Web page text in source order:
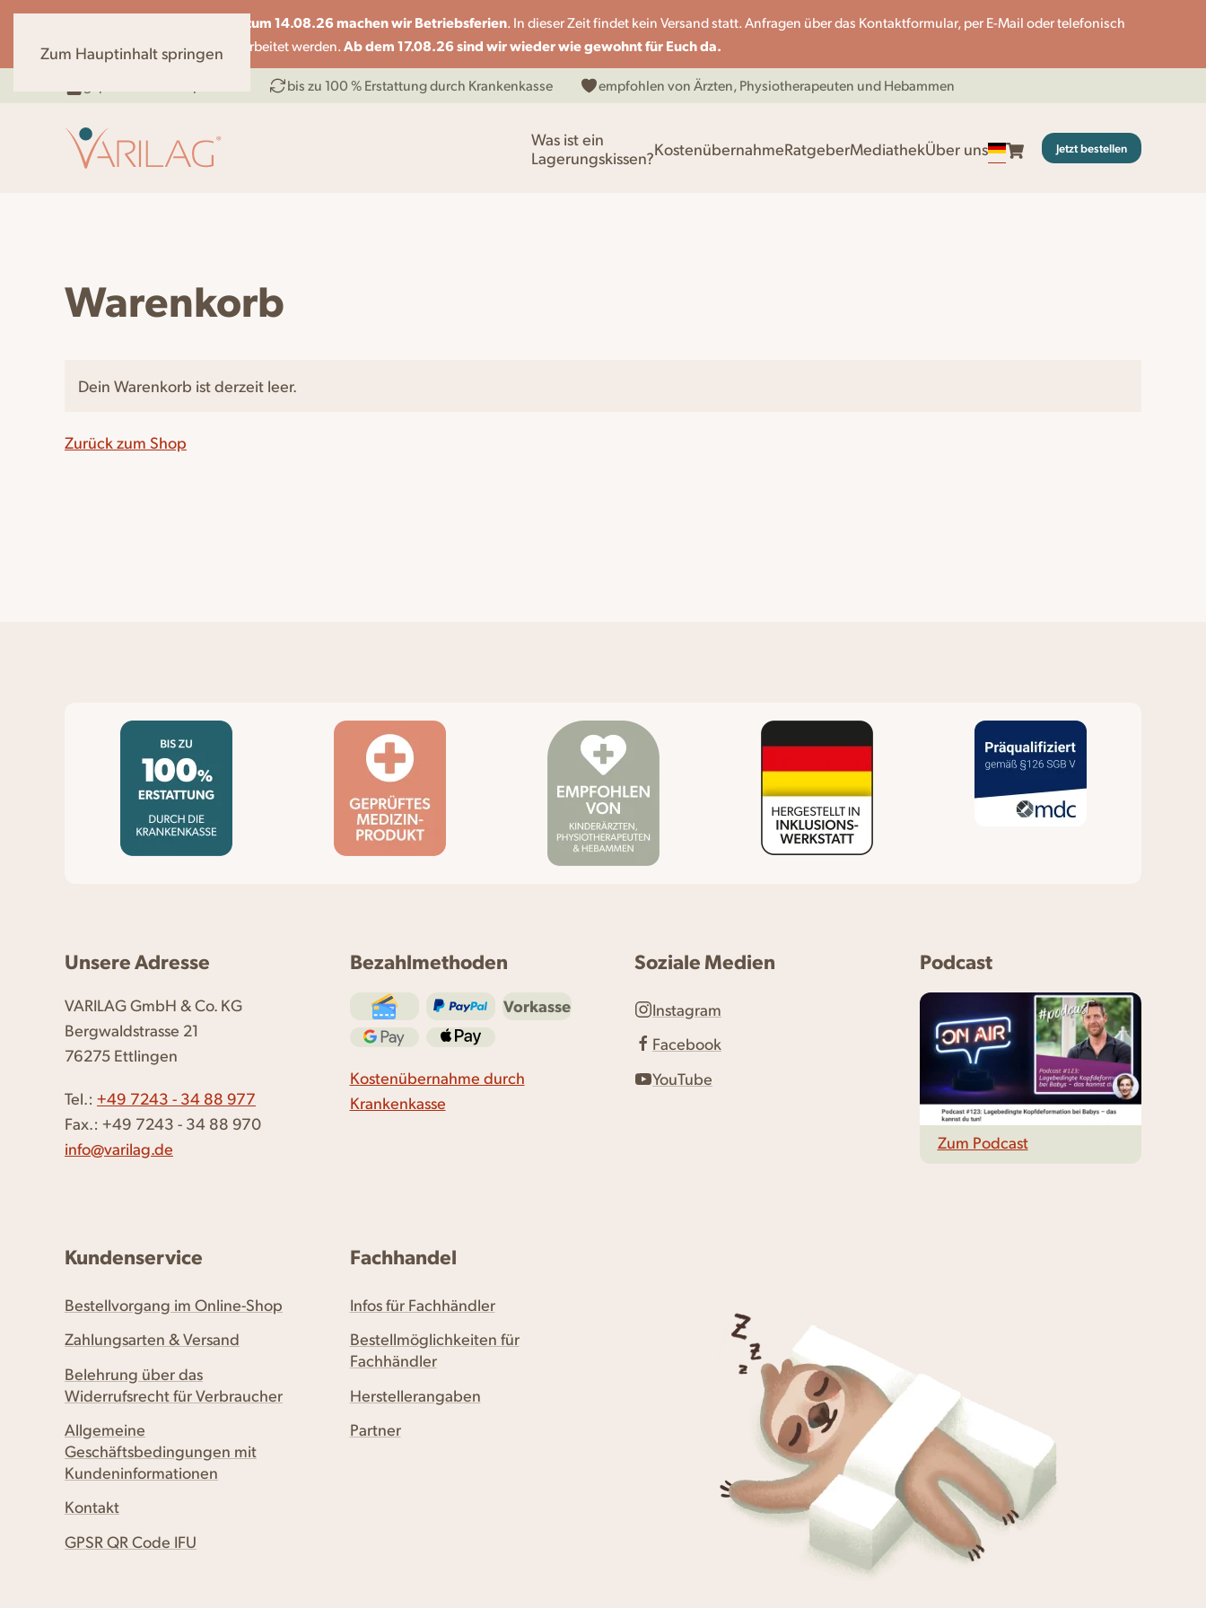
vom 07.08 bis zum 14.08.26 machen wir Betriebsferien. In dieser Zeit findet kein Versand statt. Anfragen über das Kontaktformular, per E-Mail oder telefonisch
können nur eingeschränkt bearbeitet werden.Ab dem 17.08.26 sind wir wieder wie gewohnt für Euch da.
Zum Hauptinhalt springen
bis zu 100 % Erstattung durch Krankenkasse empfohlen von Ärzten, Physiotherapeuten und Hebammen
Was ist ein
Lagerungskissen?KostenübernahmeRatgeberMediathekÜber uns Jetzt bestellen
Warenkorb
Dein Warenkorb ist derzeit leer.
Zurück zum Shop
Unsere Adresse
VARILAG GmbH & Co. KG
Bergwaldstrasse 21
76275 Ettlingen
Tel.: +49 7243 - 34 88 977
Fax.: +49 7243 - 34 88 970
info@varilag.de
Bezahlmethoden
Vorkasse
Kostenübernahme durch
Krankenkasse
Soziale Medien
Instagram
Facebook
YouTube
Podcast
Zum Podcast
Kundenservice
Bestellvorgang im Online-Shop
Zahlungsarten & Versand
Belehrung über das
Widerrufsrecht für Verbraucher
Allgemeine
Geschäftsbedingungen mit
Kundeninformationen
Kontakt
GPSR QR Code IFU
Fachhandel
Infos für Fachhändler
Bestellmöglichkeiten für
Fachhändler
Herstellerangaben
Partner